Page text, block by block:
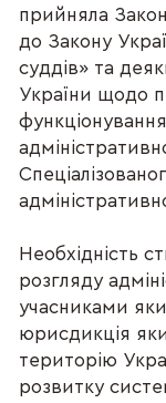
прийняла
до Закону
суддів» та
України щодо
Необхідність
розгляду
учасниками
юрисдикція
територію
розвитку